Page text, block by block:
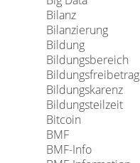
Bilanz
Bilanzierung
Bildung
Bildungsbereich
Bildungsfreibetrag
Bildungskarenz
Bildungsteilzeit
Bitcoin
BMF
BMF-Info